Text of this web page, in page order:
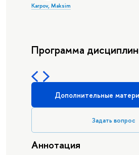
Karpov, Maksim
Программа
Дополнительные
Задать вопрос
Аннотация